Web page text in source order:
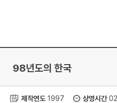
98년도의 한국
제작연도 1997 상영시간02